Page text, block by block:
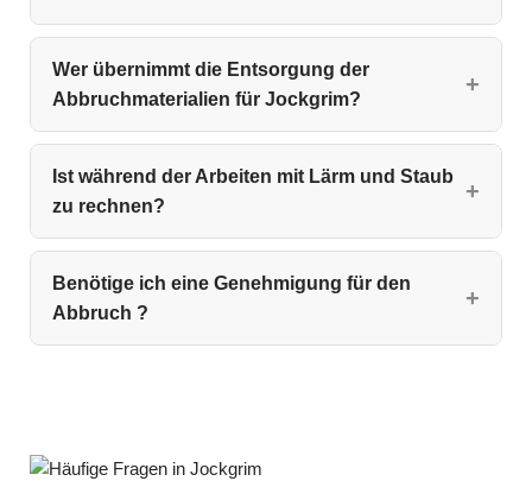
Wer übernimmt die Entsorgung der
Abbruchmaterialien für Jockgrim?
Ist während der Arbeiten mit Lärm und Staub
zu rechnen?
Benötige ich eine Genehmigung für den
Abbruch ?